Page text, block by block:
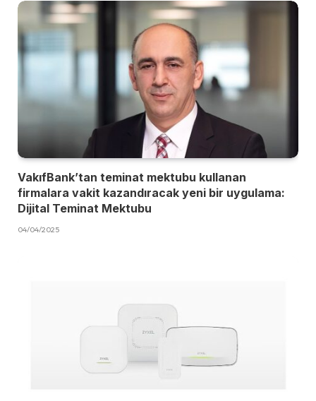
VakıfBank’tan teminat mektubu kullanan
firmalara vakit kazandıracak yeni bir uygulama:
Dijital Teminat Mektubu
04/04/2025